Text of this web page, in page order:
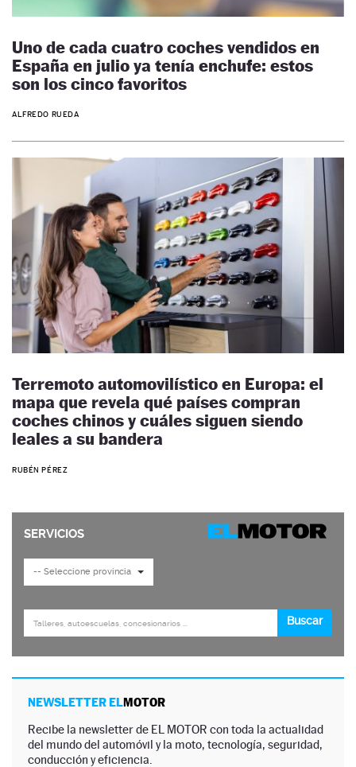
Uno de cada cuatro coches vendidos en
España en julio ya tenía enchufe: estos
son los cinco favoritos
ALFREDO RUEDA
Terremoto automovilístico en Europa: el
mapa que revela qué países compran
coches chinos y cuáles siguen siendo
leales a su bandera
RUBÉN PÉREZ
NEWSLETTER ELMOTOR
Recibe la newsletter de EL MOTOR con toda la actualidad
del mundo del automóvil y la moto, tecnología, seguridad,
conducción y eficiencia.